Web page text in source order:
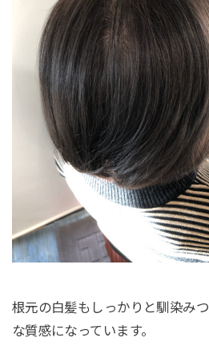
根元の白髪もしっかりと馴染み
な質感になっています。